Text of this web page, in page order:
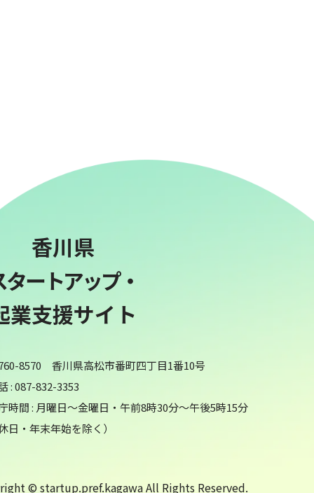
香川県
タートアップ・
業支援サイト
8570 香川県高松市番町四丁目1番10号
: 087-832-3353
時間 : 月曜日～金曜日・午前8時30分～午後5時15分
休日・年末年始を除く）
© startup.pref.kagawa All Rights Reserved.